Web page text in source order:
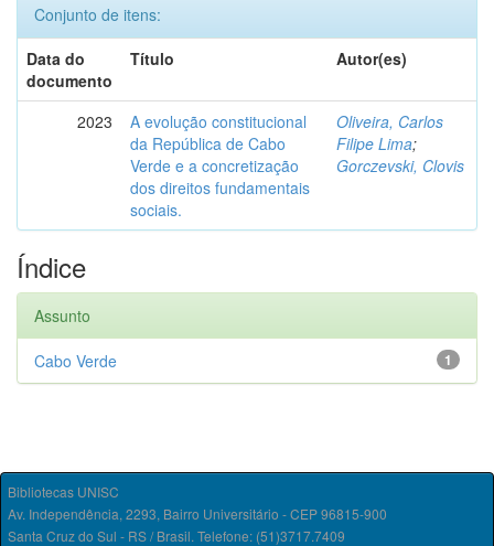
Conjunto de itens:
Data do
documento
Título Autor(es)
2023
A evolução constitucional
da República de Cabo
Verde e a concretização
dos direitos fundamentais
sociais.
Oliveira, Carlos
Filipe Lima;
Gorczevski, Clovis
Índice
Assunto
1
Cabo Verde
Bibliotecas UNISC
Av. Independência, 2293, Bairro Universitário - CEP 96815-900
Santa Cruz do Sul - RS / Brasil. Telefone: (51)3717.7409